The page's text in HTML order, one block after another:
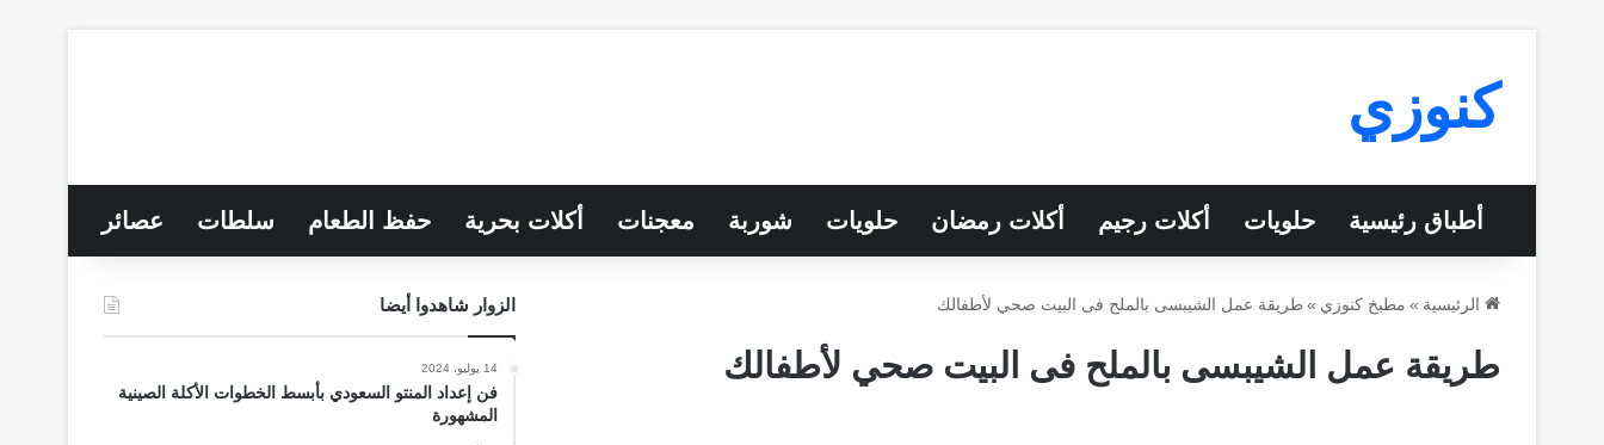
كنوزي
أطباق رئيسية حلويات أكلات رجيم أكلات رمضان حلويات شوربة معجنات أكلات بحرية حفظ الطعام سلطات عصائر
الرئيسية » مطبخ كنوزي »طريقة عمل الشيبسى بالملح فى البيت صحي لأطفالك
طريقة عمل الشيبسى بالملح فى البيت صحي لأطفالك
الزوار شاهدوا أيضا
14 يوليو، 2024
فن إعداد المنتو السعودي بأبسط الخطوات الأكلة الصينية
المشهورة